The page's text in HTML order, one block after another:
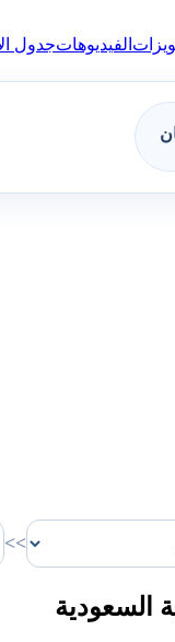
الفيديوهاتجدول
>>
السعودية